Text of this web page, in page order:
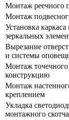
Монтаж реечного
Монтаж
Установка
зеркальных
Вырезание
и системы
Монтаж
конструкцию
Монтаж
креплением
Укладка
монтажного скотча